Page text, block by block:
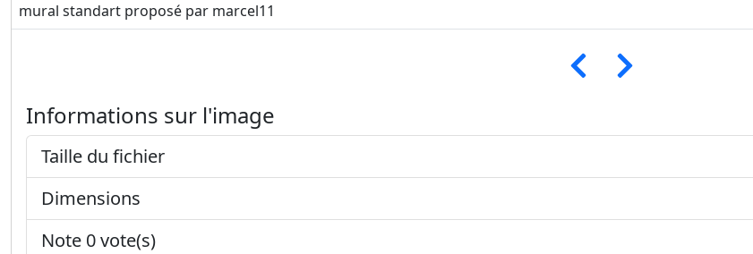
mural standart proposé par marcel11
Informations sur l'image
Taille du fichier
Dimensions
Note 0 vote(s)